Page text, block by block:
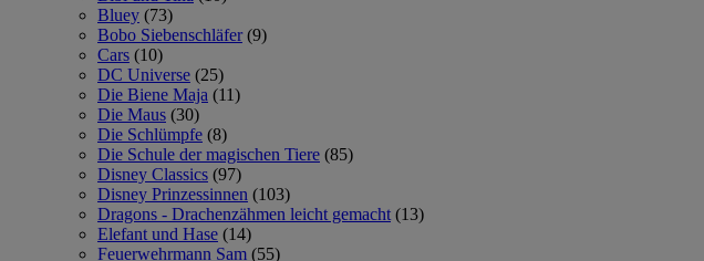
Bluey (73)
Bobo Siebenschläfer (9)
Cars (10)
DC Universe (25)
Die Biene Maja (11)
Die Maus (30)
Die Schlümpfe (8)
Die Schule der magischen Tiere (85)
Disney Classics (97)
Disney Prinzessinnen (103)
Dragons - Drachenzähmen leicht gemacht (13)
Elefant und Hase (14)
Feuerwehrmann Sam (55)